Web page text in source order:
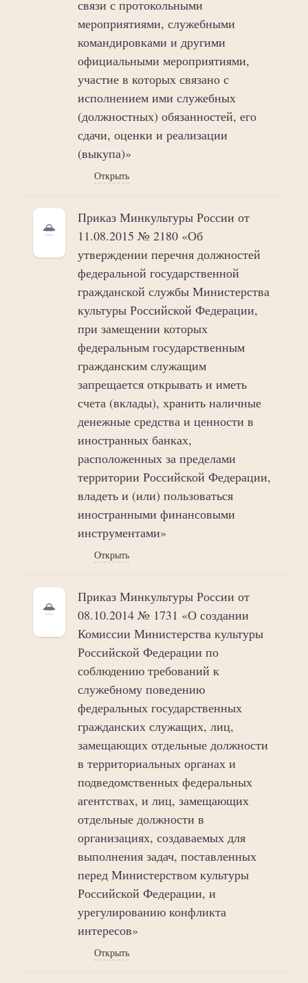
связи с протокольными
мероприятиями, служебными
командировками и другими
официальными мероприятиями,
участие в которых связано с
исполнением ими служебных
(должностных) обязанностей, его
сдачи, оценки и реализации
(выкупа)»
Открыть
Приказ Минкультуры России от
11.08.2015 № 2180 «Об
утверждении перечня должностей
федеральной государственной
гражданской службы Министерства
культуры Российской Федерации,
при замещении которых
федеральным государственным
гражданским служащим
запрещается открывать и иметь
счета (вклады), хранить наличные
денежные средства и ценности в
иностранных банках,
расположенных за пределами
территории Российской Федерации,
владеть и (или) пользоваться
иностранными финансовыми
инструментами»
Открыть
Приказ Минкультуры России от
08.10.2014 № 1731 «О создании
Комиссии Министерства культуры
Российской Федерации по
соблюдению требований к
служебному поведению
федеральных государственных
гражданских служащих, лиц,
замещающих отдельные должности
в территориальных органах и
подведомственных федеральных
агентствах, и лиц, замещающих
отдельные должности в
организациях, создаваемых для
выполнения задач, поставленных
перед Министерством культуры
Российской Федерации, и
урегулированию конфликта
интересов»
Открыть